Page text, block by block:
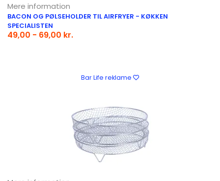
Mere information
BACON OG PØLSEHOLDER TIL AIRFRYER - KØKKEN
SPECIALISTEN
49,00 - 69,00 kr.
Bar Life reklame